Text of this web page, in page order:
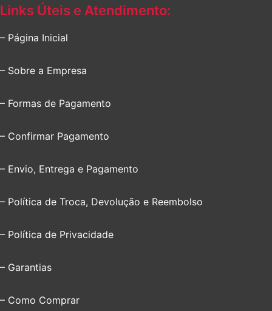
Links Úteis e Atendimento:
– Página Inicial
– Sobre a Empresa
– Formas de Pagamento
– Confirmar Pagamento
– Envio, Entrega e Pagamento
– Política de Troca, Devolução e Reembolso
– Política de Privacidade
– Garantias
– Como Comprar